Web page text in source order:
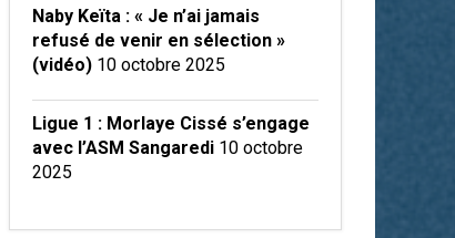
Naby Keïta : « Je n’ai jamais
refusé de venir en sélection »
(vidéo) 10 octobre 2025
Ligue 1 : Morlaye Cissé s’engage
avec l’ASM Sangaredi 10 octobre
2025